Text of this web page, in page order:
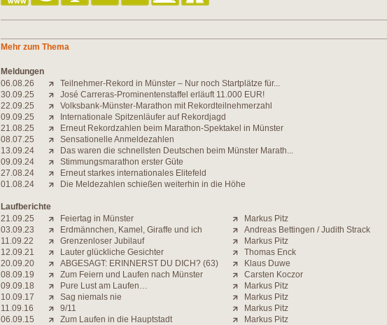
Mehr zum Thema
Meldungen
06.08.26
Teilnehmer-Rekord in Münster – Nur noch Startplätze für...
30.09.25
José Carreras-Prominentenstaffel erläuft 11.000 EUR!
22.09.25
Volksbank-Münster-Marathon mit Rekordteilnehmerzahl
09.09.25
Internationale Spitzenläufer auf Rekordjagd
21.08.25
Erneut Rekordzahlen beim Marathon-Spektakel in Münster
08.07.25
Sensationelle Anmeldezahlen
13.09.24
Das waren die schnellsten Deutschen beim Münster Marath...
09.09.24
Stimmungsmarathon erster Güte
27.08.24
Erneut starkes internationales Elitefeld
01.08.24
Die Meldezahlen schießen weiterhin in die Höhe
Laufberichte
21.09.25
Feiertag in Münster
Markus Pitz
03.09.23
Erdmännchen, Kamel, Giraffe und ich
Andreas Bettingen / Judith Strack
11.09.22
Grenzenloser Jubilauf
Markus Pitz
12.09.21
Lauter glückliche Gesichter
Thomas Enck
20.09.20
ABGESAGT: ERINNERST DU DICH? (63)
Klaus Duwe
08.09.19
Zum Feiern und Laufen nach Münster
Carsten Koczor
09.09.18
Pure Lust am Laufen…
Markus Pitz
10.09.17
Sag niemals nie
Markus Pitz
11.09.16
9/11
Markus Pitz
06.09.15
Zum Laufen in die Hauptstadt Markus Pitz